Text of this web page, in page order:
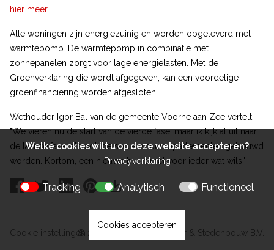
Welke cookies wilt u op deze website accepteren?
Privacyverklaring
Tracking Analytisch Functioneel
Cookies accepteren
hier meer.
Alle woningen zijn energiezuinig en worden opgeleverd met
warmtepomp. De warmtepomp in combinatie met
zonnepanelen zorgt voor lage energielasten. Met de
Groenverklaring die wordt afgegeven, kan een voordelige
groenfinanciering worden afgesloten.
Wethouder Igor Bal van de gemeente Voorne aan Zee vertelt:
"We vieren nu de start van de vierde fase, maar ik kijk al uit naar
de laatste fase, als ook de sociale huurappartementen gebouwd
worden. Kortom, een nieuwe buurt met voor ieder wat wils."
Cookie instellingen© 2026 Kokon Architectuur & Stedenbouw B.V.